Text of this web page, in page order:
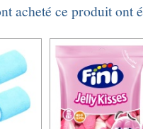
acheté ce produit ont